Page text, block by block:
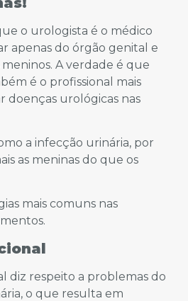
o urologista é o médico
apenas do órgão genital e
A verdade é que
é o profissional mais
doenças urológicas nas
a infecção urinária, por
as meninas do que os
mais comuns nas
diz respeito a problemas do
o que resulta em